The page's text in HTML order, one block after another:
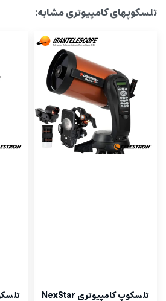
تلسکوپهای کامپیوتری مشابه:
تلسکوپ کامپیوتری NexStar